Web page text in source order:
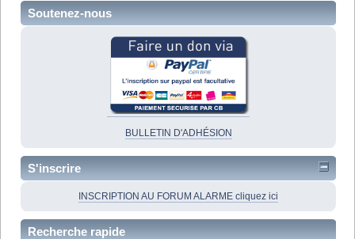
Soutenez-nous
BULLETIN D'ADHÉSION
S'inscrire
INSCRIPTION AU FORUM ALARME cliquez ici
Recherche rapide